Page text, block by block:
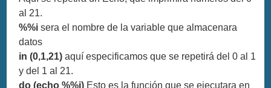
al 21.
%%isera el nombre de la variable que almacenara
datos
in (0,1,21)aquí especificamos que se repetirá del 0 al 1
y del 1 al 21.
do (echo %%i) Esto es la función que se ejecutara en